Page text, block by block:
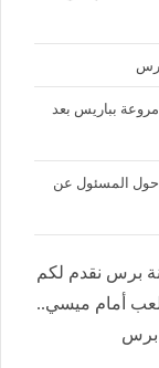
بباريس بعد
حول المسئول عن
برس نقدم لكم
أمام ميسي..